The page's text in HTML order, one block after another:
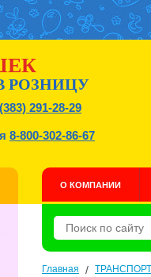
РОЗНИЦУ
(383) 291-28-29
8-800-302-86-67
О КОМПАНИИ
Главная /